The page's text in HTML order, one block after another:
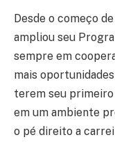
Desde o começo
ampliou seu
sempre em
mais
terem seu
em um ambiente
o pé direito a